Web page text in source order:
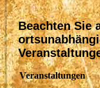
Beachten Sie
Veranstaltungen